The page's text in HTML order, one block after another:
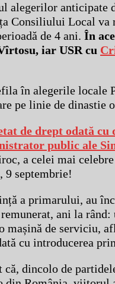
alegerilor
Consiliului Local va
de 4 ani. În
iar USR cu
în alegerile
pe linie de
de drept odată
public ale
a celei mai
9 septembrie!
a primarului, au
ani la
mașină de serviciu,
cu introducerea
că, dincolo de